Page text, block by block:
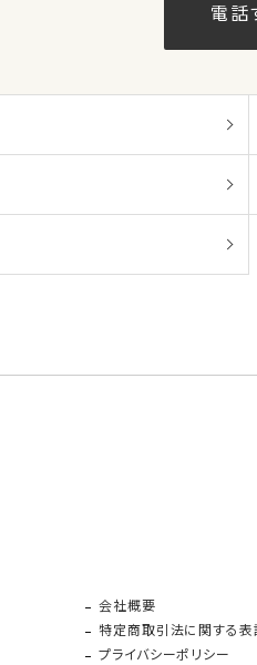
電話
会社概要
特定商取引法に関する表
プライバシーポリシー